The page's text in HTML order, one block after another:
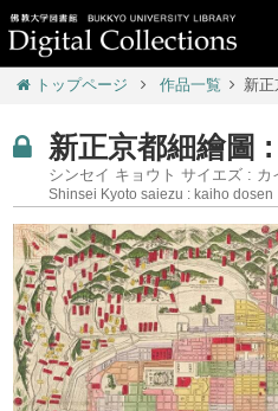
トップページ 作品一覧 新
新正京都細繪圖
シンセイ キョウト サイエズ : カ
Shinsei Kyoto saiezu : kaiho dosen